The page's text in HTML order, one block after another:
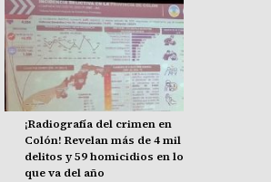
¡Radiografía del crimen en
Colón! Revelan más de 4 mil
delitos y 59 homicidios en lo
que va del año